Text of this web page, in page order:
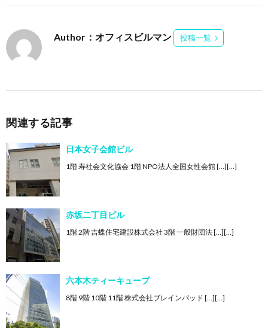
Author：オフィスビルマン 投稿一覧
関連する記事
日本女子会館ビル
1階 寿社会文化協会 1階 NPO法人全国女性会館 […][…]
赤坂二丁目ビル
1階 2階 吉蝶住宅建設株式会社 3階 一般財団法 […][…]
六本木ティーキューブ
8階 9階 10階 11階 株式会社ブレインパッド […][…]